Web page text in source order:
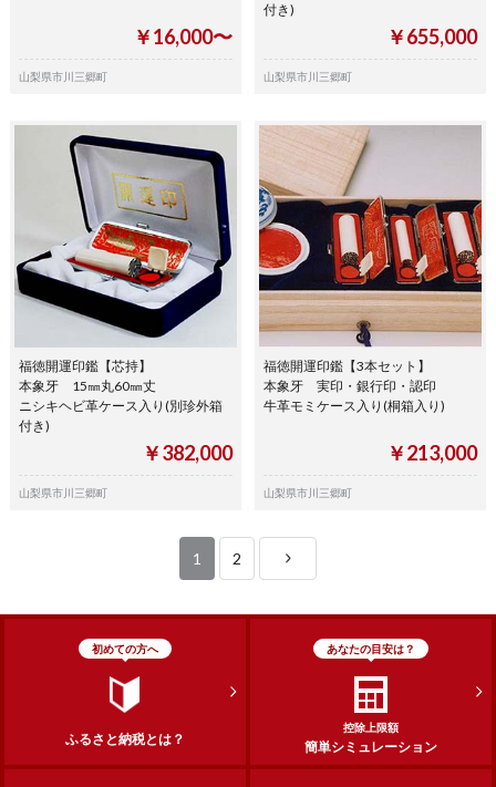
￥16,000〜
山梨県市川三郷町
付き)
￥655,000
山梨県市川三郷町
福徳開運印鑑【芯持】
本象牙 15㎜丸60㎜丈
ニシキヘビ革ケース入り(別珍外箱
付き)
￥382,000
山梨県市川三郷町
福徳開運印鑑【3本セット】
本象牙 実印・銀行印・認印
牛革モミケース入り(桐箱入り)
￥213,000
山梨県市川三郷町
1 2
初めての方へ
ふるさと納税とは？
あなたの目安は？
控除上限額
簡単シミュレーション